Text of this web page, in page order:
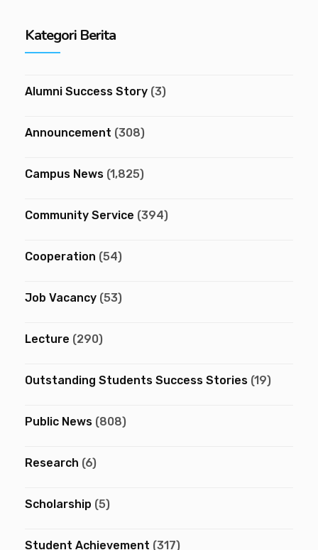
Kategori Berita
Alumni Success Story (3)
Announcement (308)
Campus News (1,825)
Community Service (394)
Cooperation (54)
Job Vacancy (53)
Lecture (290)
Outstanding Students Success Stories (19)
Public News (808)
Research (6)
Scholarship (5)
Student Achievement (317)